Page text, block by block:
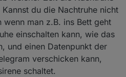
reinkommen, wenn
Fenster geöffnet wird soll die
oder was auch immer.
jetzt verständlich geschrieben.
funktioniert?
wie Benachrichtigungen...
du die Nachtruhe nicht
man z.B. ins Bett geht
einschalten kann, wie das
und einen Datenpunkt der
verschicken kann,
schaltet.